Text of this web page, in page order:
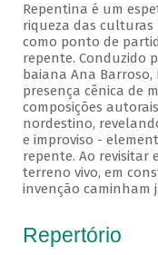
Repentina é um
riqueza das
como ponto de
repente. Conduzido
baiana Ana
presença cênica de
composições
nordestino,
e improviso -
repente. Ao revisitar
terreno vivo, em
invenção caminham
Repertório